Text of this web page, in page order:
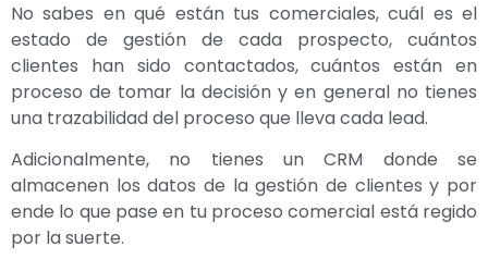
No sabes en qué están tus comerciales, cuál es el
estado de gestión de cada prospecto, cuántos
clientes han sido contactados, cuántos están en
proceso de tomar la decisión y en general no tienes
una trazabilidad del proceso que lleva cada lead.
Adicionalmente, no tienes un CRM donde se
almacenen los datos de la gestión de clientes y por
ende lo que pase en tu proceso comercial está regido
por la suerte.